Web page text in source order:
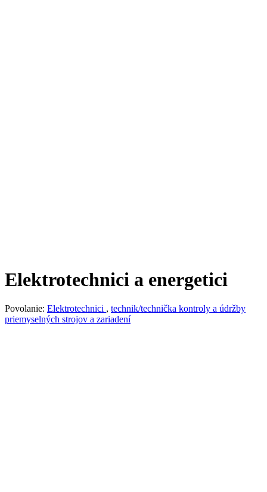
Elektrotechnici a energetici
Povolanie: Elektrotechnici , technik/technička kontroly a údržby
priemyselných strojov a zariadení